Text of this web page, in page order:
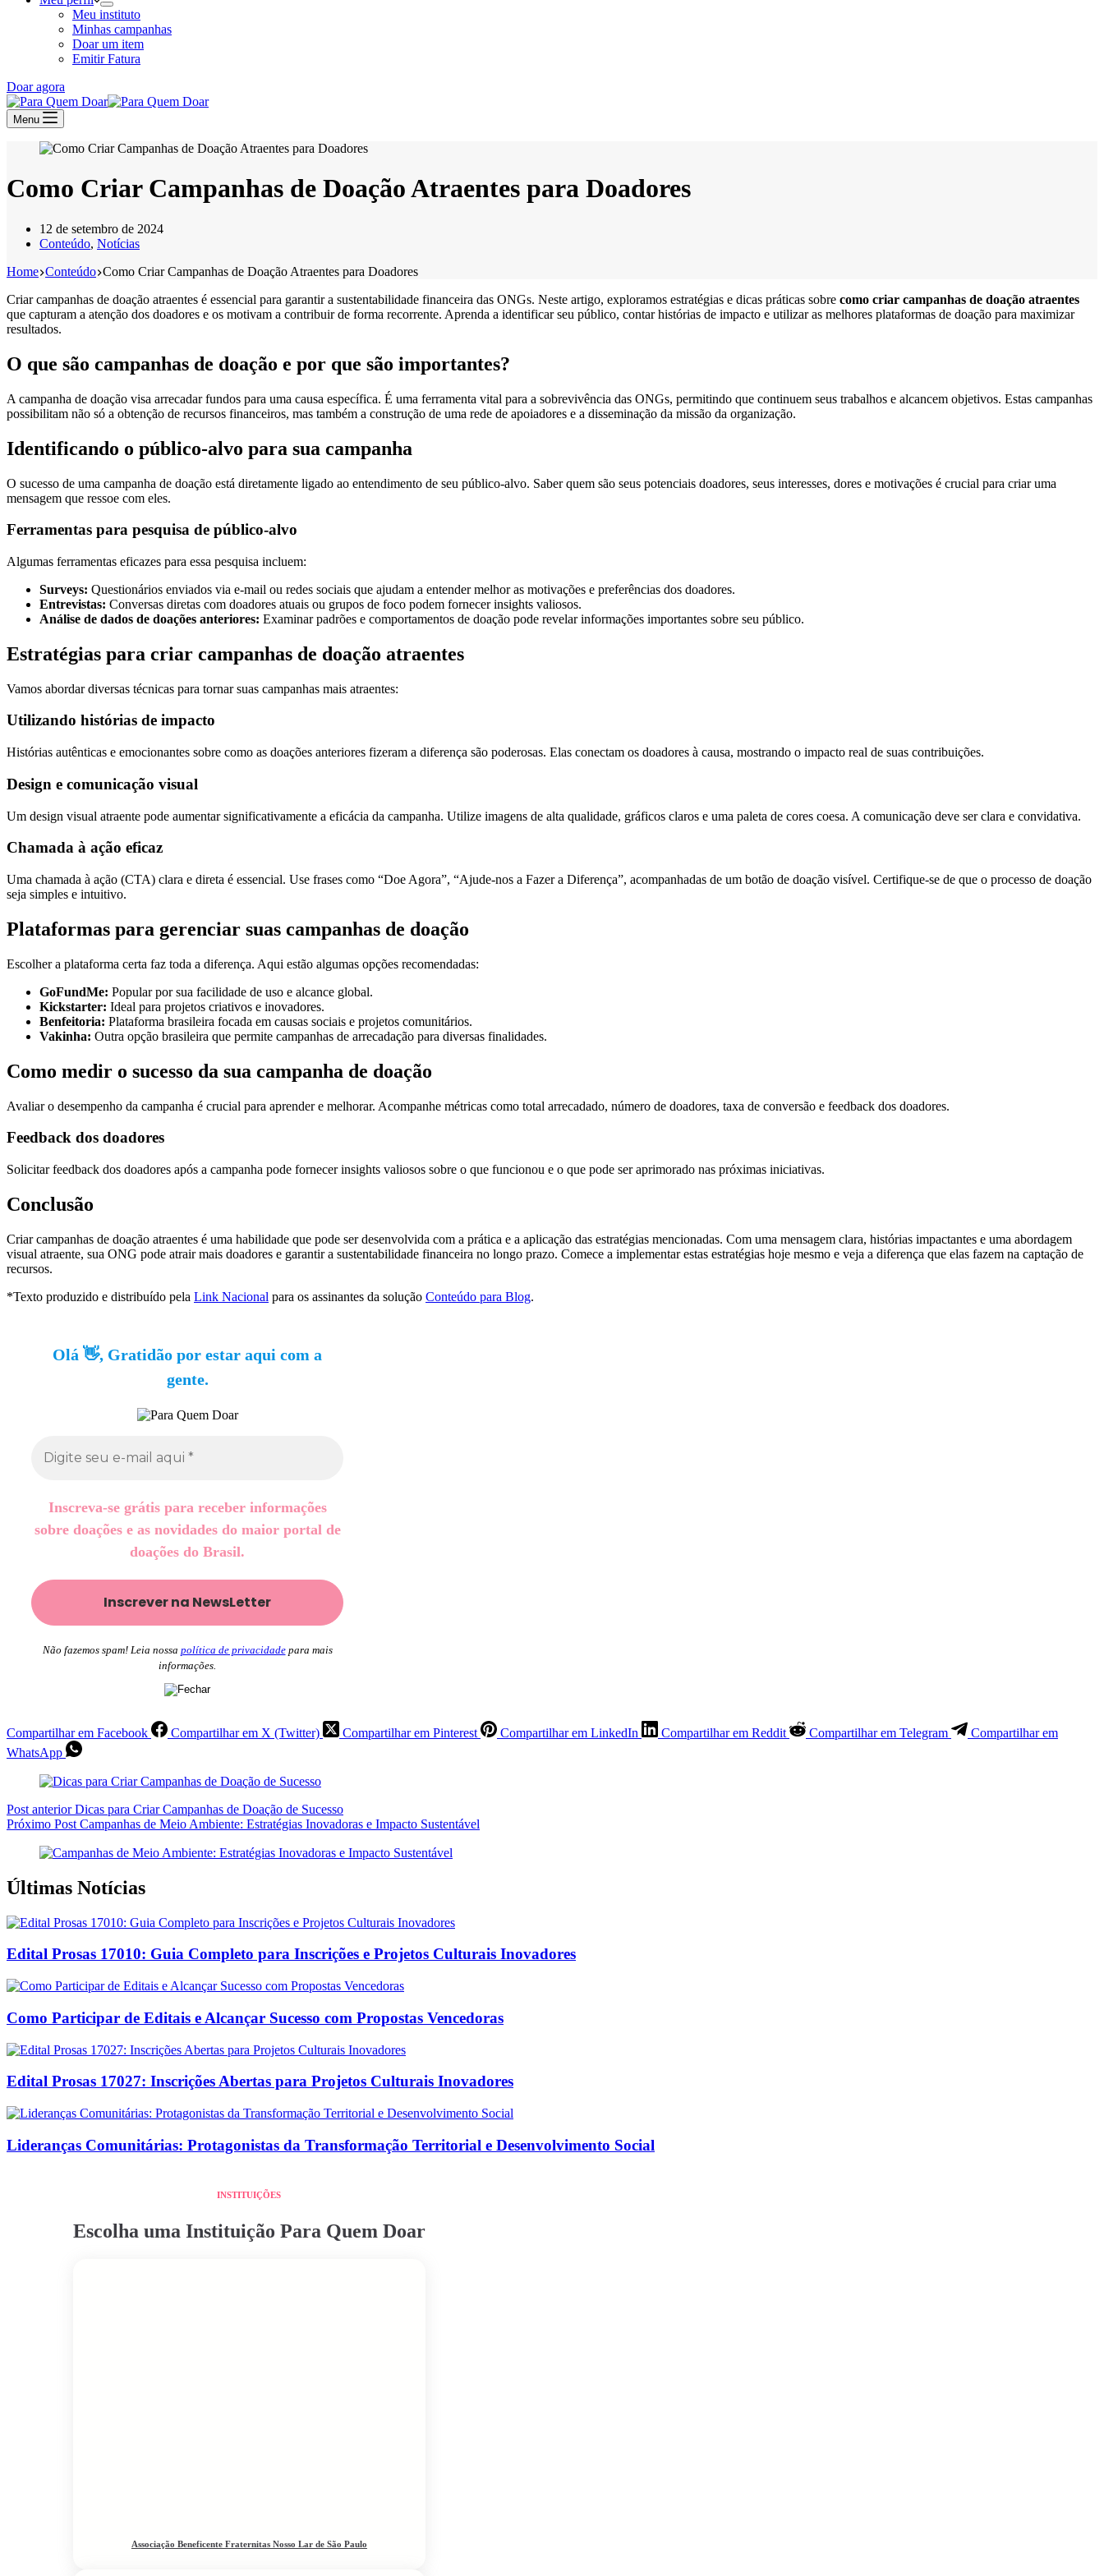
Meu instituto
Minhas campanhas
Doar um item
Emitir Fatura
Doar agora
Menu
Como Criar Campanhas de Doação Atraentes para Doadores
12 de setembro de 2024
Conteúdo, Notícias
Home Conteúdo Como Criar Campanhas de Doação Atraentes para Doadores
Criar campanhas de doação atraentes é essencial para garantir a sustentabilidade financeira das ONGs. Neste artigo, exploramos estratégias e dicas práticas sobre como criar campanhas de doação atraentes
que capturam a atenção dos doadores e os motivam a contribuir de forma recorrente. Aprenda a identificar seu público, contar histórias de impacto e utilizar as melhores plataformas de doação para maximizar
resultados.
O que são campanhas de doação e por que são importantes?
A campanha de doação visa arrecadar fundos para uma causa específica. É uma ferramenta vital para a sobrevivência das ONGs, permitindo que continuem seus trabalhos e alcancem objetivos. Estas campanhas
possibilitam não só a obtenção de recursos financeiros, mas também a construção de uma rede de apoiadores e a disseminação da missão da organização.
Identificando o público-alvo para sua campanha
O sucesso de uma campanha de doação está diretamente ligado ao entendimento de seu público-alvo. Saber quem são seus potenciais doadores, seus interesses, dores e motivações é crucial para criar uma
mensagem que ressoe com eles.
Ferramentas para pesquisa de público-alvo
Algumas ferramentas eficazes para essa pesquisa incluem:
Surveys: Questionários enviados via e-mail ou redes sociais que ajudam a entender melhor as motivações e preferências dos doadores.
Entrevistas: Conversas diretas com doadores atuais ou grupos de foco podem fornecer insights valiosos.
Análise de dados de doações anteriores: Examinar padrões e comportamentos de doação pode revelar informações importantes sobre seu público.
Estratégias para criar campanhas de doação atraentes
Vamos abordar diversas técnicas para tornar suas campanhas mais atraentes:
Utilizando histórias de impacto
Histórias autênticas e emocionantes sobre como as doações anteriores fizeram a diferença são poderosas. Elas conectam os doadores à causa, mostrando o impacto real de suas contribuições.
Design e comunicação visual
Um design visual atraente pode aumentar significativamente a eficácia da campanha. Utilize imagens de alta qualidade, gráficos claros e uma paleta de cores coesa. A comunicação deve ser clara e convidativa.
Chamada à ação eficaz
Uma chamada à ação (CTA) clara e direta é essencial. Use frases como “Doe Agora”, “Ajude-nos a Fazer a Diferença”, acompanhadas de um botão de doação visível. Certifique-se de que o processo de doação
seja simples e intuitivo.
Plataformas para gerenciar suas campanhas de doação
Escolher a plataforma certa faz toda a diferença. Aqui estão algumas opções recomendadas:
GoFundMe: Popular por sua facilidade de uso e alcance global.
Kickstarter: Ideal para projetos criativos e inovadores.
Benfeitoria: Plataforma brasileira focada em causas sociais e projetos comunitários.
Vakinha: Outra opção brasileira que permite campanhas de arrecadação para diversas finalidades.
Como medir o sucesso da sua campanha de doação
Avaliar o desempenho da campanha é crucial para aprender e melhorar. Acompanhe métricas como total arrecadado, número de doadores, taxa de conversão e feedback dos doadores.
Feedback dos doadores
Solicitar feedback dos doadores após a campanha pode fornecer insights valiosos sobre o que funcionou e o que pode ser aprimorado nas próximas iniciativas.
Conclusão
Criar campanhas de doação atraentes é uma habilidade que pode ser desenvolvida com a prática e a aplicação das estratégias mencionadas. Com uma mensagem clara, histórias impactantes e uma abordagem
visual atraente, sua ONG pode atrair mais doadores e garantir a sustentabilidade financeira no longo prazo. Comece a implementar estas estratégias hoje mesmo e veja a diferença que elas fazem na captação de
recursos.
*Texto produzido e distribuído pela Link Nacional para os assinantes da solução Conteúdo para Blog.
Olá 👋, Gratidão por estar aqui com a
gente.
Inscreva-se grátis para receber informações
sobre doações e as novidades do maior portal de
doações do Brasil.
Não fazemos spam! Leia nossa política de privacidadepara mais
informações.
Compartilhar em Facebook Compartilhar em X (Twitter) Compartilhar em Pinterest Compartilhar em LinkedIn Compartilhar em Reddit Compartilhar em Telegram
Compartilhar em
WhatsApp
Post anteriorDicas para Criar Campanhas de Doação de Sucesso
Próximo Post Campanhas de Meio Ambiente: Estratégias Inovadoras e Impacto Sustentável
Últimas Notícias
Edital Prosas 17010: Guia Completo para Inscrições e Projetos Culturais Inovadores
Como Participar de Editais e Alcançar Sucesso com Propostas Vencedoras
Edital Prosas 17027: Inscrições Abertas para Projetos Culturais Inovadores
Lideranças Comunitárias: Protagonistas da Transformação Territorial e Desenvolvimento Social
INSTITUIÇÕES
Escolha uma Instituição Para Quem Doar
Associação Beneficente Fraternitas Nosso Lar de São Paulo